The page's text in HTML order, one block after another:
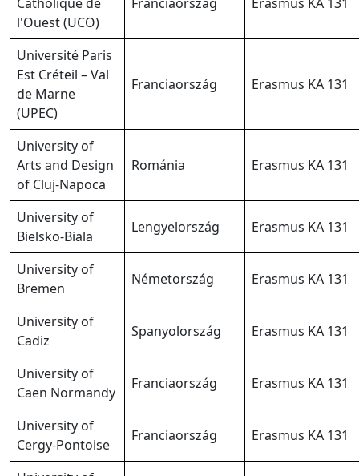
l'Ouest (UCO)
Université Paris
Est Créteil – Val
de Marne
(UPEC)
Franciaország Erasmus KA 131
University of
Arts and Design
of Cluj-Napoca
Románia Erasmus KA 131
University of
Bielsko-Biala
Lengyelország Erasmus KA 131
University of
Bremen
Németország Erasmus KA 131
University of
Cadiz
Spanyolország Erasmus KA 131
University of
Caen Normandy
Franciaország Erasmus KA 131
University of
Cergy-Pontoise
Franciaország Erasmus KA 131